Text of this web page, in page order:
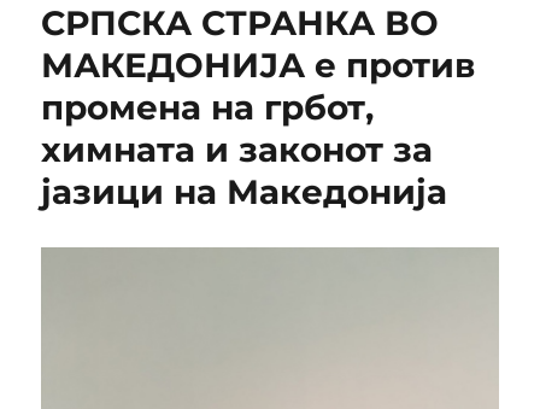
СРПСКА СТРАНКА ВО
МАКЕДОНИЈА е против
промена на грбот,
химната и законот за
јазици на Македонија